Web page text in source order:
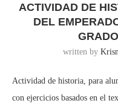
ACTIVIDAD DE
DEL
written by
Actividad de historia, para
con ejercicios basados en el